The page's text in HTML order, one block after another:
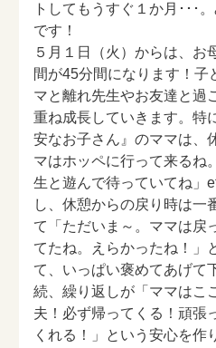
トしてもうすぐ１か月･･･
です！
５月１日（火）からは、お
間が45分間になります！子
マと離れ先生やお友達と過
重ね成長していきます。特
安なお子さん』のママは、
マはホッペに行って来るね
生と遊んで待っていてね」
し、休憩からの戻り時は一
て「ただいま～。ママは戻
てたね。えらかったね！」
て、いっぱい褒めてあげて
続、繰り返しが「ママはこ
夫！必ず帰ってくる！頑張
くれる！」という安心を作